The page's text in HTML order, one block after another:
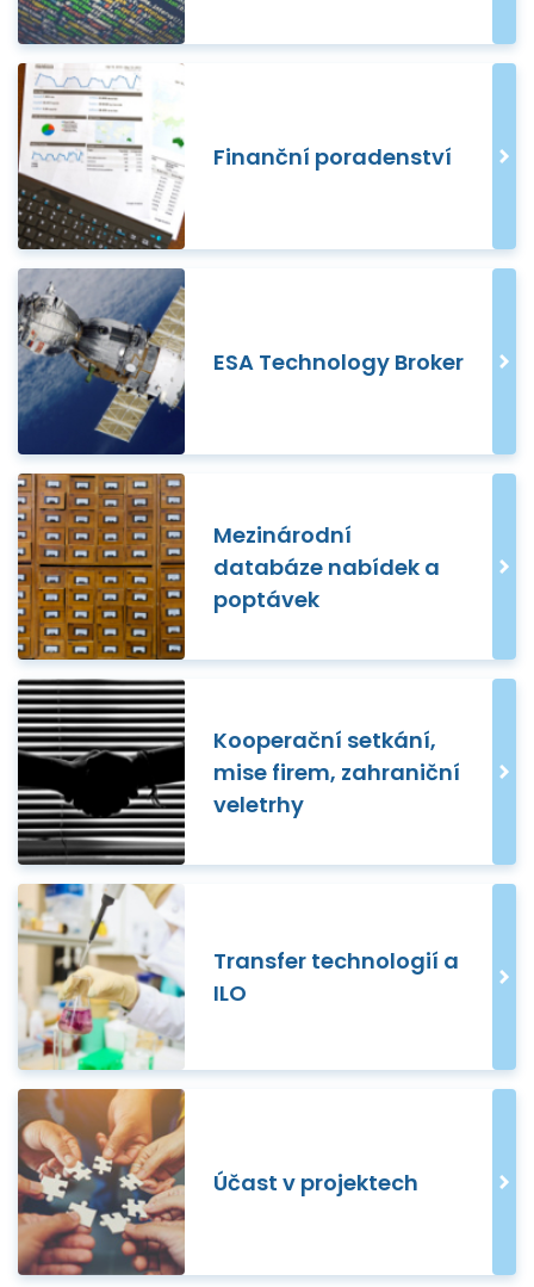
Finanční poradenství
ESA Technology Broker
Mezinárodní
databáze nabídek a
poptávek
Kooperační setkání,
mise firem, zahraniční
veletrhy
Transfer technologií a
ILO
Účast v projektech